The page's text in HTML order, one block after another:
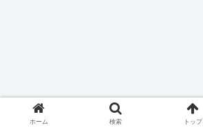
ホーム 検索 トップ